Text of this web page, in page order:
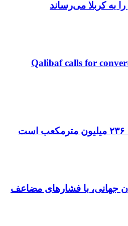
به کربلا می‌رساند
Qalibaf calls for
جهانی، با فشارهای مضاعف